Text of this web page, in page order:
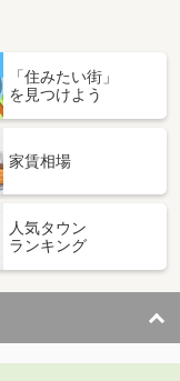
「住みたい街」
を見つけよう
家賃相場
人気タウン
ランキング